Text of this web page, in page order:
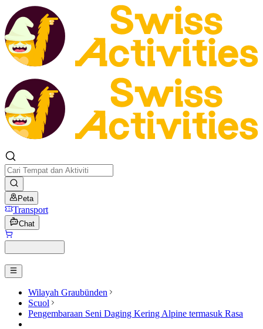
Peta
Transport
Chat
Wilayah Graubünden
Scuol
Pengembaraan Seni Daging Kering Alpine termasuk Rasa